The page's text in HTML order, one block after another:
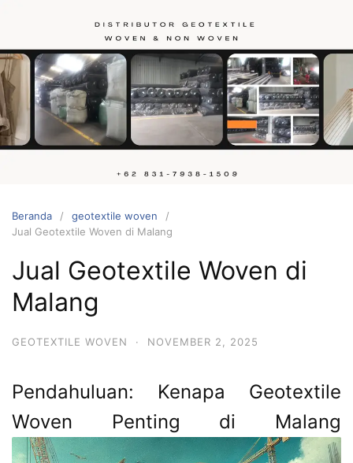
konten
Hubungi
kami
Beranda
geotextile woven
Jual Geotextile Woven di Malang
Jual Geotextile Woven di
Malang
GEOTEXTILE WOVEN · NOVEMBER 2, 2025
Pendahuluan: Kenapa Geotextile
Woven Penting di Malang